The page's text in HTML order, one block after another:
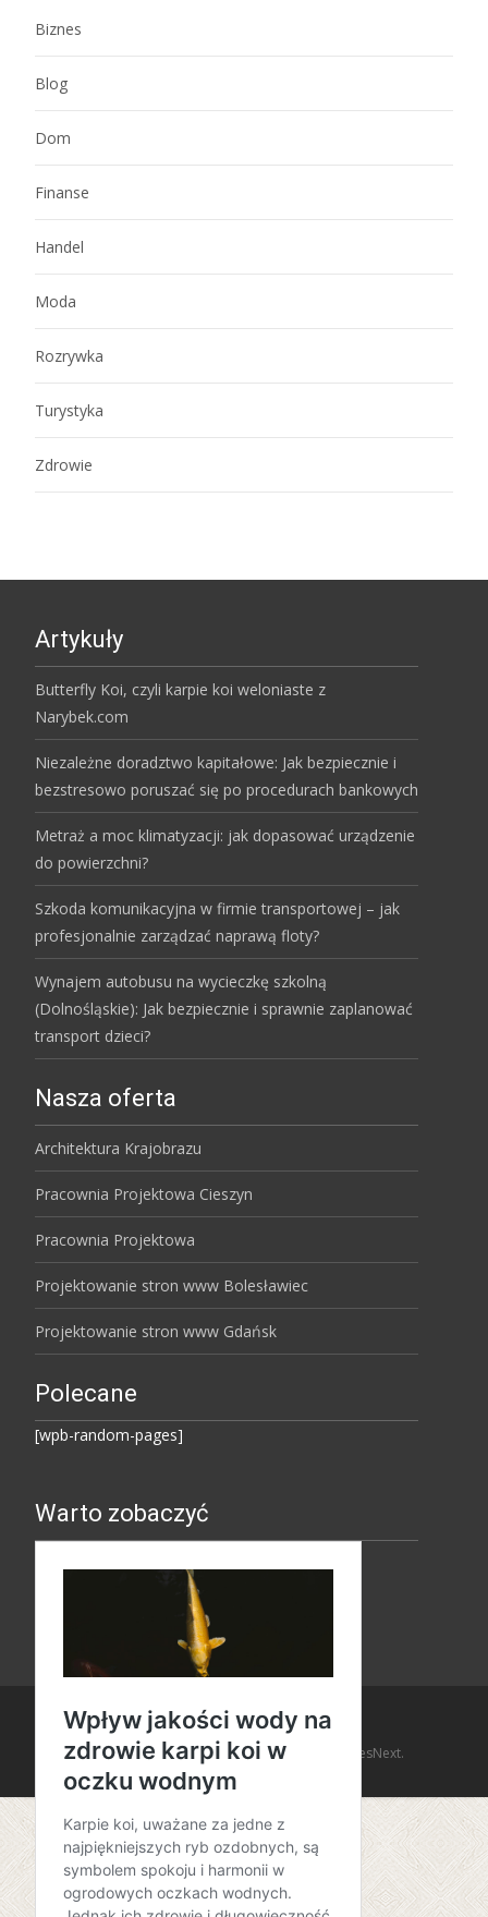
Biznes
Blog
Dom
Finanse
Handel
Moda
Rozrywka
Turystyka
Zdrowie
Artykuły
Butterfly Koi, czyli karpie koi weloniaste z
Narybek.com
Niezależne doradztwo kapitałowe: Jak bezpiecznie i
bezstresowo poruszać się po procedurach bankowych
Metraż a moc klimatyzacji: jak dopasować urządzenie
do powierzchni?
Szkoda komunikacyjna w firmie transportowej – jak
profesjonalnie zarządzać naprawą floty?
Wynajem autobusu na wycieczkę szkolną
(Dolnośląskie): Jak bezpiecznie i sprawnie zaplanować
transport dzieci?
Nasza oferta
Architektura Krajobrazu
Pracownia Projektowa Cieszyn
Pracownia Projektowa
Projektowanie stron www Bolesławiec
Projektowanie stron www Gdańsk
Polecane
[wpb-random-pages]
Warto zobaczyć
Copyright © Amaro Design
Powered by WordPress, Themei-design by TemplatesNext.